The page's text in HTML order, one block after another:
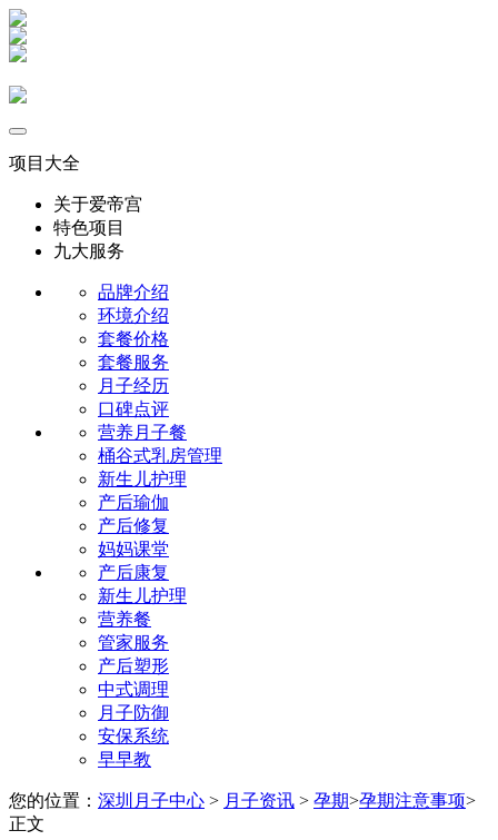
项目大全
关于爱帝宫
特色项目
九大服务
品牌介绍
环境介绍
套餐价格
套餐服务
月子经历
口碑点评
营养月子餐
桶谷式乳房管理
新生儿护理
产后瑜伽
产后修复
妈妈课堂
产后康复
新生儿护理
营养餐
管家服务
产后塑形
中式调理
月子防御
安保系统
早早教
您的位置： 深圳月子中心 > 月子资讯 > 孕期>孕期注意事项>
正文